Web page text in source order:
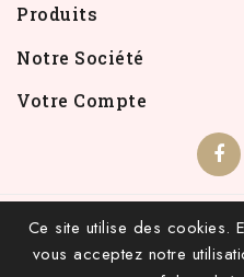
Produits
Notre Société
Votre Compte
Ce site utilise des cookies.
vous acceptez notre
© 2026 - INFOLIEN